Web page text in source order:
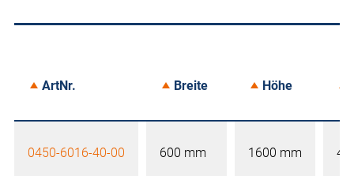
ArtNr. Breite Höhe
0450-6016-40-00 600 mm 1600 mm